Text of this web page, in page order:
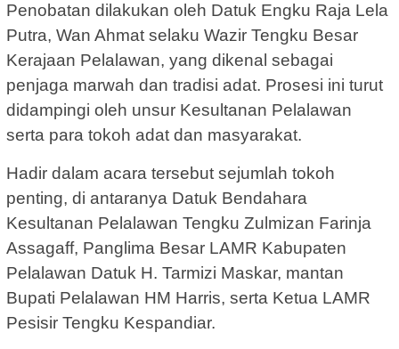
Penobatan dilakukan oleh Datuk Engku Raja Lela
Putra, Wan Ahmat selaku Wazir Tengku Besar
Kerajaan Pelalawan, yang dikenal sebagai
penjaga marwah dan tradisi adat. Prosesi ini turut
didampingi oleh unsur Kesultanan Pelalawan
serta para tokoh adat dan masyarakat.
Hadir dalam acara tersebut sejumlah tokoh
penting, di antaranya Datuk Bendahara
Kesultanan Pelalawan Tengku Zulmizan Farinja
Assagaff, Panglima Besar LAMR Kabupaten
Pelalawan Datuk H. Tarmizi Maskar, mantan
Bupati Pelalawan HM Harris, serta Ketua LAMR
Pesisir Tengku Kespandiar.